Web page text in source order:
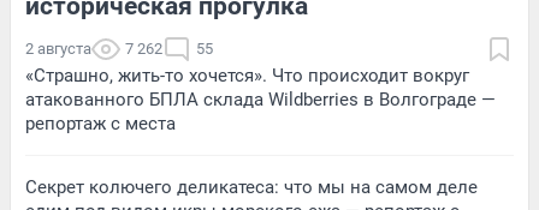
историческая прогулка
2 августа 7 262 55
«Страшно, жить-то хочется». Что происходит вокруг
атакованного БПЛА склада Wildberries в Волгограде —
репортаж с места
Секрет колючего деликатеса: что мы на самом деле